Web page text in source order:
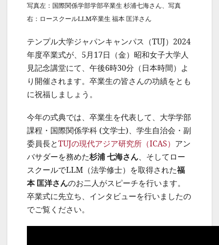
写真左：国際関係学部学部卒業生 杉浦七海さん、写真
右：ロースクールLLM卒業生 福本 匡洋さん
テンプル大学ジャパンキャンパス（TUJ）2024
年度卒業式が、5月17日（金）昭和女子大学人
見記念講堂にて、午後6時30分（日本時間）よ
り開催されます。卒業生の皆さんの功績をとも
に祝福しましょう。
今年の式典では、卒業生を代表して、大学学部
課程・国際関係学科 (文学士)、学生自治会・副
委員長とTUJの現代アジア研究所（ICAS） アン
バサダーを務めた杉浦 七海さん、そしてロー
スクールでLLM（法学修士）を取得された福
本 匡洋さんのお二人がスピーチを行います。
卒業式に先立ち、インタビューを行いましたの
でご覧ください。